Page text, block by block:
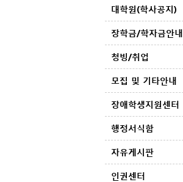
대학원(학사공지)
장학금/학자금안내
청빙/취업
모집 및 기타안내
장애학생지원센터
행정서식함
자유게시판
인권센터